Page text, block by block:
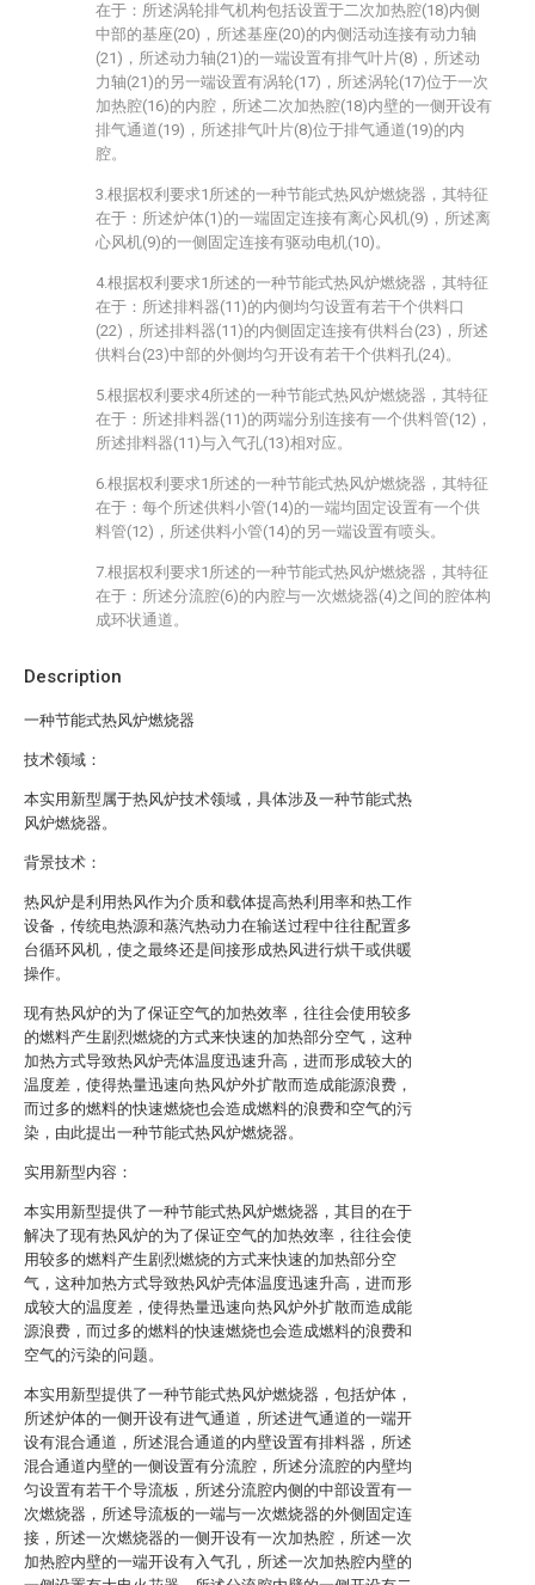
Description
一种节能式热风炉燃烧器
技术领域：
本实用新型属于热风炉技术领域，具体涉及一种节能式热
风炉燃烧器。
背景技术：
热风炉是利用热风作为介质和载体提高热利用率和热工作
设备，传统电热源和蒸汽热动力在输送过程中往往配置多
台循环风机，使之最终还是间接形成热风进行烘干或供暖
操作。
现有热风炉的为了保证空气的加热效率，往往会使用较多
的燃料产生剧烈燃烧的方式来快速的加热部分空气，这种
加热方式导致热风炉壳体温度迅速升高，进而形成较大的
温度差，使得热量迅速向热风炉外扩散而造成能源浪费，
而过多的燃料的快速燃烧也会造成燃料的浪费和空气的污
染，由此提出一种节能式热风炉燃烧器。
实用新型内容：
本实用新型提供了一种节能式热风炉燃烧器，其目的在于
解决了现有热风炉的为了保证空气的加热效率，往往会使
用较多的燃料产生剧烈燃烧的方式来快速的加热部分空
气，这种加热方式导致热风炉壳体温度迅速升高，进而形
成较大的温度差，使得热量迅速向热风炉外扩散而造成能
源浪费，而过多的燃料的快速燃烧也会造成燃料的浪费和
空气的污染的问题。
本实用新型提供了一种节能式热风炉燃烧器，包括炉体，
所述炉体的一侧开设有进气通道，所述进气通道的一端开
设有混合通道，所述混合通道的内壁设置有排料器，所述
混合通道内壁的一侧设置有分流腔，所述分流腔的内壁均
匀设置有若干个导流板，所述分流腔内侧的中部设置有一
次燃烧器，所述导流板的一端与一次燃烧器的外侧固定连
接，所述一次燃烧器的一侧开设有一次加热腔，所述一次
加热腔内壁的一端开设有入气孔，所述一次加热腔内壁的
在于：所述涡轮排气机构包括设置于二次加热腔(18)内侧
中部的基座(20)，所述基座(20)的内侧活动连接有动力轴
(21)，所述动力轴(21)的一端设置有排气叶片(8)，所述动
力轴(21)的另一端设置有涡轮(17)，所述涡轮(17)位于一次
加热腔(16)的内腔，所述二次加热腔(18)内壁的一侧开设有
排气通道(19)，所述排气叶片(8)位于排气通道(19)的内
腔。
3.根据权利要求1所述的一种节能式热风炉燃烧器，其特征
在于：所述炉体(1)的一端固定连接有离心风机(9)，所述离
心风机(9)的一侧固定连接有驱动电机(10)。
4.根据权利要求1所述的一种节能式热风炉燃烧器，其特征
在于：所述排料器(11)的内侧均匀设置有若干个供料口
(22)，所述排料器(11)的内侧固定连接有供料台(23)，所述
供料台(23)中部的外侧均匀开设有若干个供料孔(24)。
5.根据权利要求4所述的一种节能式热风炉燃烧器，其特征
在于：所述排料器(11)的两端分别连接有一个供料管(12)，
所述排料器(11)与入气孔(13)相对应。
6.根据权利要求1所述的一种节能式热风炉燃烧器，其特征
在于：每个所述供料小管(14)的一端均固定设置有一个供
料管(12)，所述供料小管(14)的另一端设置有喷头。
7.根据权利要求1所述的一种节能式热风炉燃烧器，其特征
在于：所述分流腔(6)的内腔与一次燃烧器(4)之间的腔体构
成环状通道。